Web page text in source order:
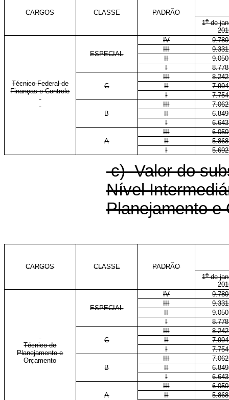
CARGOS CLASSE
PADRÃO
1ode
Técnico Federal de
Finanças e Controle
ESPECIAL
IV
III
II
I
C
III
II
I
B
III
II
I
A
III
II
I
c) Valor do
Nível
Planejamento e
CARGOS CLASSE
PADRÃO
1ode
Técnico de
Planejamento e
Orçamento
ESPECIAL
IV
III
II
I
C
III
II
I
B
III
II
I
A
III
II